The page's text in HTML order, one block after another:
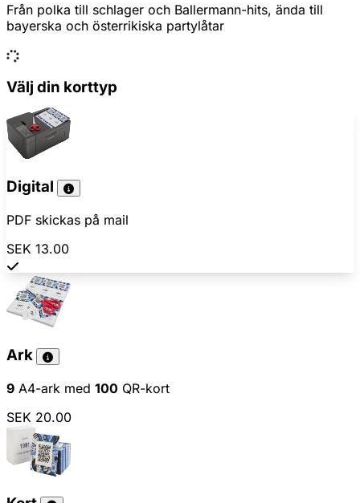
Från polka till schlager och Ballermann-hits, ända till
bayerska och österrikiska partylåtar
Välj din korttyp
Digital
PDF skickas på mail
SEK 13.00
Ark
9 A4-ark med 100 QR-kort
SEK 20.00